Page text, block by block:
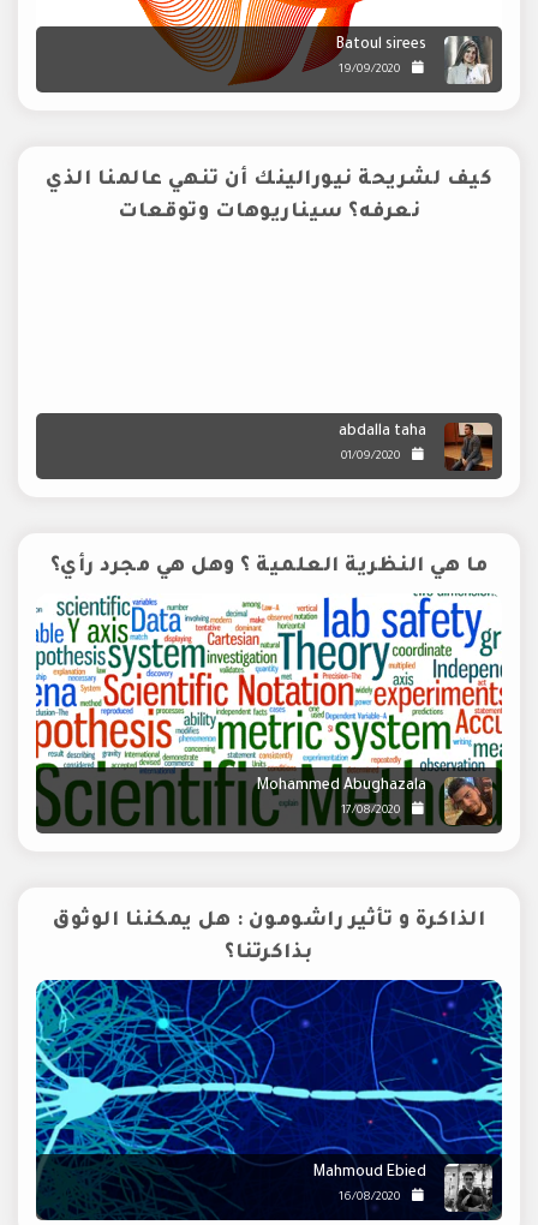
Batoul sirees
19/09/2020
كيف لشريحة نيورالينك أن تنهي عالمنا الذي
نعرفه؟ سيناريوهات وتوقعات
abdalla taha
01/09/2020
ما هي النظرية العلمية ؟ وهل هي مجرد رأي؟
Mohammed Abughazala
17/08/2020
الذاكرة و تأثير راشومون : هل يمكننا الوثوق
بذاكرتنا؟
Mahmoud Ebied
16/08/2020